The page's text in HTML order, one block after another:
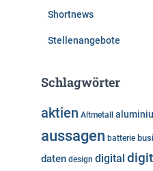
Shortnews
Stellenangebote
Schlagwörter
aktien Altmetall
aussagen batterie
daten design digital